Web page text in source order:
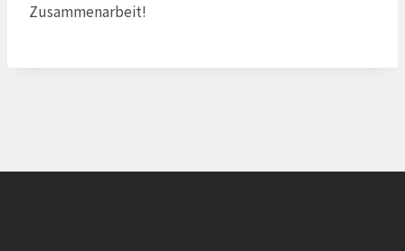
Zusammenarbeit!